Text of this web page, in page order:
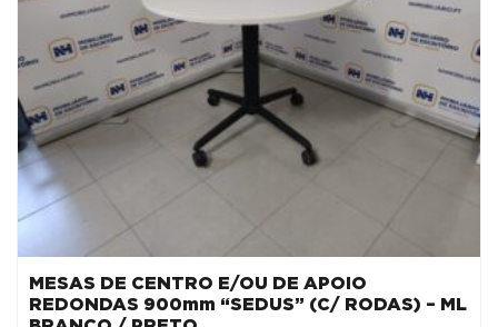
MESAS DE CENTRO E/OU DE APOIO
REDONDAS 900mm “SEDUS” (C/ RODAS) – ML